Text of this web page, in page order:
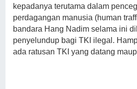
kepadanya terutama dalam
perdagangan manusia (human
bandara Hang Nadim selama ini
penyelundup bagi TKI ilegal.
ada ratusan TKI yang datang